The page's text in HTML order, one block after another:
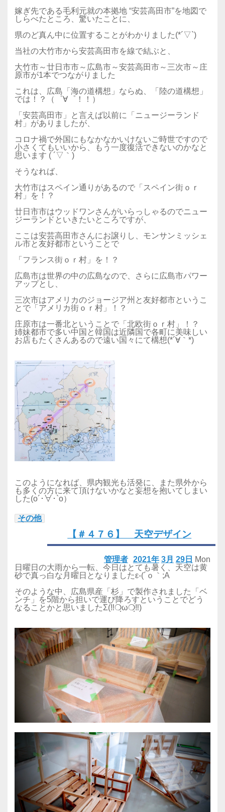
嫁ぎ先である毛利元就の本拠地 “安芸高田市”を地図で
しらべたところ、驚いたことに、
県のど真ん中に位置することがわかりました(*´▽`)
当社の大竹市から安芸高田市を線で結ぶと、
大竹市～廿日市市～広島市～安芸高田市～三次市～庄
原市が1本でつながりました
これは、広島「海の道構想」ならぬ、「陸の道構想」
では！？（゜∀゜！！）
「安芸高田市」と言えば以前に「ニュージーランド
村」がありましたが、
コロナ禍で外国にもなかなかいけないご時世ですので
小さくてもいいから、もう一度復活できないのかなと
思います ( ´▽｀)
そうなれば、
大竹市はスペイン通りがあるので「スペイン街ｏｒ
村」を！？
廿日市市はウッドワンさんがいらっしゃるのでニュー
ジーランドといきたいところですが、
ここは安芸高田市さんにお譲りし、モンサンミッシェ
ル市と友好都市ということで
「フランス街ｏｒ村」を！？
広島市は世界の中の広島なので、さらに広島市パワー
アップとし、
三次市はアメリカのジョージア州と友好都市というこ
とで「アメリカ街ｏｒ村」！？
庄原市は一番北ということで「北欧街ｏｒ村」！？
姉妹都市で多い中国と韓国は近隣国で各町に美味しい
お店もたくさんあるので遠い国々にて構想(*´∀｀*)
このようになれば、県内観光も活発に、また県外から
も多くの方に来て頂けないかなと妄想を抱いてしまい
した(o´･∀･`o）
その他
【＃４７６】 天空デザイン
2021年 3月 29日 Mon
管理者
日曜日の大雨から一転、今日はとても暑く、天空は黄
砂で真っ白な月曜日となりましたε-(´ｏ｀;A
そのような中、広島県産「杉」で製作されました「ベ
ンチ」を5階から担いで運び降ろすということでどう
なることかと思いましたΣ(‼❍ฺω❍ฺ‼)